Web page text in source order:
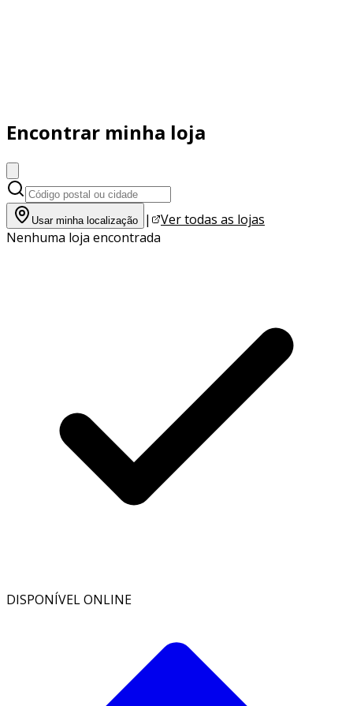
Encontrar minha loja
Usar minha localização |
Ver todas as lojas
Nenhuma loja encontrada
DISPONÍVEL ONLINE